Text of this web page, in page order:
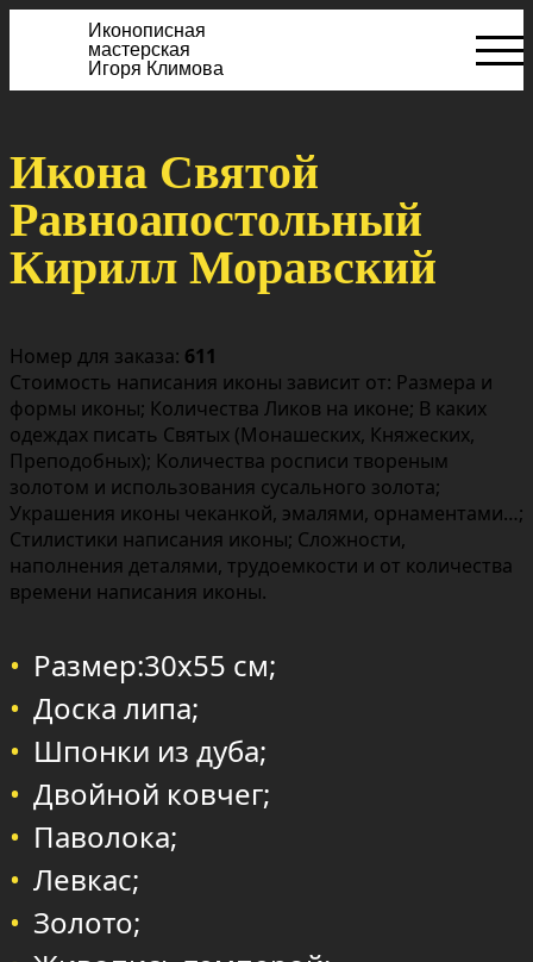
Иконописная
мастерская
Игоря Климова
Икона Святой
Равноапостольный
Кирилл Моравский
Номер для заказа: 611
Стоимость написания иконы зависит от: Размера и
формы иконы; Количества Ликов на иконе; В каких
одеждах писать Святых (Монашеских, Княжеских,
Преподобных); Количества росписи твореным
золотом и использования сусального золота;
Украшения иконы чеканкой, эмалями, орнаментами…;
Стилистики написания иконы; Сложности,
наполнения деталями, трудоемкости и от количества
времени написания иконы.
Размер:30х55 см;
Доска липа;
Шпонки из дуба;
Двойной ковчег;
Паволока;
Левкас;
Золото;